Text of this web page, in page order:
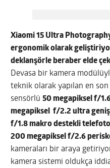
Xiaomi 15 Ultra
ergonomik olarak geliştiriyor
deklanşörle beraber elde
Devasa bir kamera
teknik olarak yapılan en son
sensörlü50 megapiksel f/
megapiksel f/2.2 ultra geniş
f/1.8 makro destekli
200 megapiksel f/2.6
kameraları bir araya
kamera sistemi oldukça